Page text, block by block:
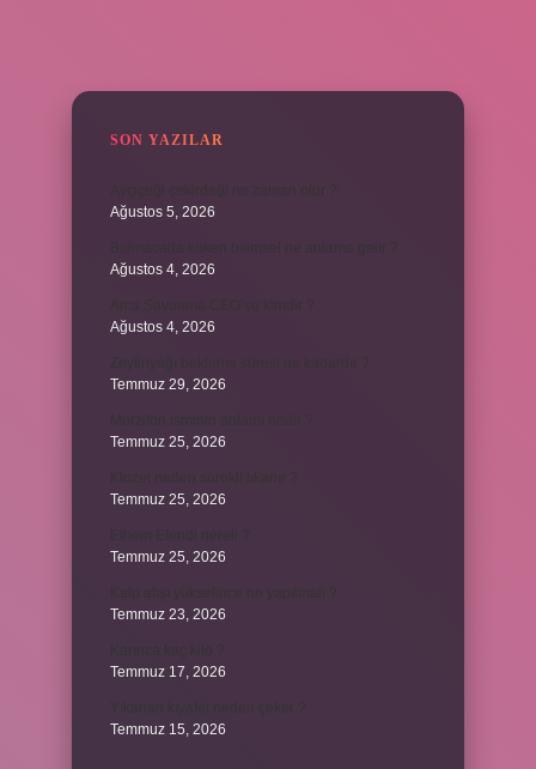
SON YAZILAR
Ağustos 5, 2026
Ağustos 4, 2026
Ağustos 4, 2026
Temmuz 29, 2026
Temmuz 25, 2026
Temmuz 25, 2026
Temmuz 25, 2026
Temmuz 23, 2026
Temmuz 17, 2026
Temmuz 15, 2026